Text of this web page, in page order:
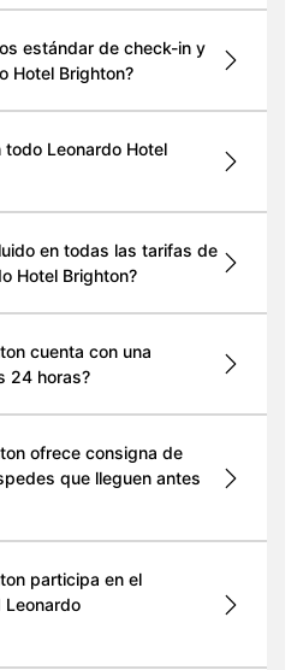
estándar de check-in y
Hotel Brighton?
todo Leonardo Hotel
en todas las tarifas de
Hotel Brighton?
cuenta con una
24 horas?
ofrece consigna de
que lleguen antes
participa en el